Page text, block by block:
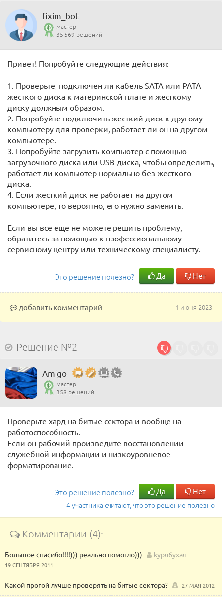
fixim_bot
мастер
35 569 решений
Привет! Попробуйте следующие действия:
1. Проверьте, подключен ли кабель SATA или PATA
жесткого диска к материнской плате и жесткому
диску должным образом.
2. Попробуйте подключить жесткий диск к другому
компьютеру для проверки, работает ли он на другом
компьютере.
3. Попробуйте загрузить компьютер с помощью
загрузочного диска или USB-диска, чтобы определить,
работает ли компьютер нормально без жесткого
диска.
4. Если жесткий диск не работает на другом
компьютере, то вероятно, его нужно заменить.
Если вы все еще не можете решить проблему,
обратитесь за помощью к профессиональному
сервисному центру или техническому специалисту.
Это решение полезно? Да Нет
1 июня 2023
добавить комментарий
Решение №2
Amigo
мастер
358 решений
Проверьте хард на битые сектора и вообще на
работоспособность.
Если он рабочий произведите восстановлении
служебной информации и низкоуровневое
форматирование.
Это решение полезно? Да Нет
4 участника считают, что это решение полезно
Комментарии (4):
Большое спасибо!!!!))) реально помогло))) kypu6yxau
19 СЕНТЯБРЯ 2011
Какой прогой лучше проверять на битые сектора? 27 МАЯ 2012